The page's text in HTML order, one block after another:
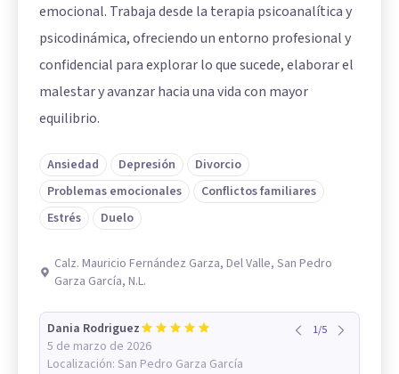
emocional. Trabaja desde la terapia psicoanalítica y
psicodinámica, ofreciendo un entorno profesional y
confidencial para explorar lo que sucede, elaborar el
malestar y avanzar hacia una vida con mayor
equilibrio.
Ansiedad Depresión
Divorcio
Problemas emocionales
Conflictos familiares
Estrés
Duelo
Calz. Mauricio Fernández Garza, Del Valle, San Pedro
Garza García, N.L.
Dania Rodriguez
5 de marzo de 2026
Localización: San Pedro Garza García
1/5